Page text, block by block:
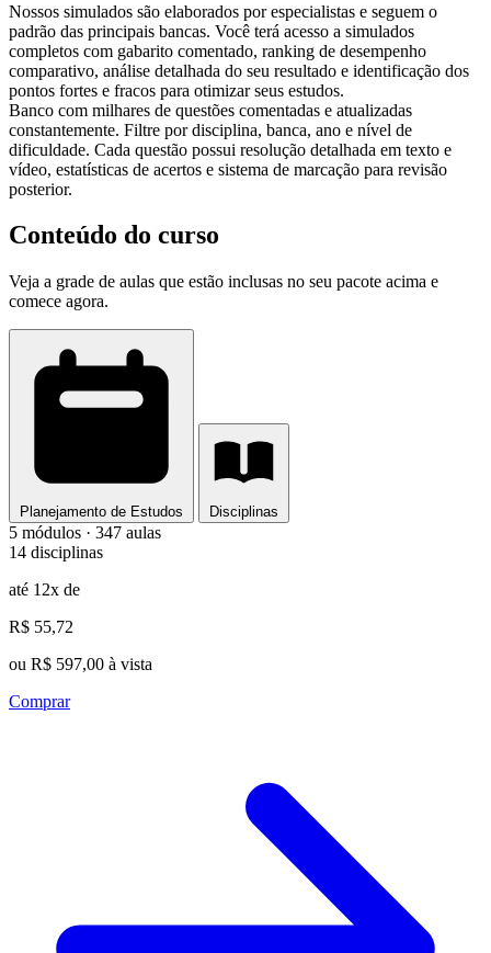
Nossos simulados são elaborados por especialistas e seguem o
padrão das principais bancas. Você terá acesso a simulados
completos com gabarito comentado, ranking de desempenho
comparativo, análise detalhada do seu resultado e identificação dos
pontos fortes e fracos para otimizar seus estudos.
Banco com milhares de questões comentadas e atualizadas
constantemente. Filtre por disciplina, banca, ano e nível de
dificuldade. Cada questão possui resolução detalhada em texto e
vídeo, estatísticas de acertos e sistema de marcação para revisão
posterior.
Conteúdo do curso
Veja a grade de aulas que estão inclusas no seu pacote acima e
comece agora.
Planejamento de Estudos Disciplinas
5 módulos · 347 aulas
14 disciplinas
até 12x de
R$ 55,72
ou R$ 597,00 à vista
Comprar